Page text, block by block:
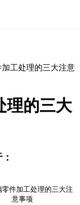
工处理的三大注意
理的三大
零件加工处理的三大注
意事项